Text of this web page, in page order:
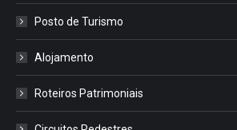
Posto de Turismo
Alojamento
Roteiros Patrimoniais